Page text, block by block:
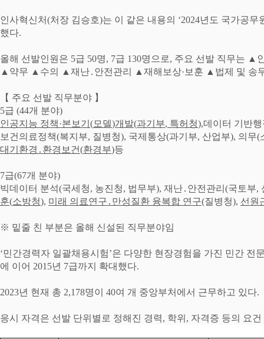
인사혁신처(처장 김승호)는 이 같은 내용의 ‘2024년도 국가공무
했다.
올해 선발인원은 5급 50명, 7급 130명으로, 주요 선발 직무는 ▲
▲ 약무 ▲ 수의 ▲ 재난․ 안전관리 ▲ 재해보상· 보훈 ▲ 법제 및 송
【 주요 선발 직무분야 】
5급 (44개 분야)
인공지능 정책 ·본보기 (모델)개발(과기부, 특허청),데이터 기반행
보건의료정책(복지부, 질병청), 국제통상(과기부, 산업부), 의무(
대기환경 ․ 환경보건(환경부)등
7급(67개 분야)
빅데이터 분석(국세청, 농진청, 법무부), 재난․ 안전관리 (국토부,
훈(소방청), 미래 의료연구 ․ 만성질환 융복합 연구(질병청), 선원
※ 밑줄 친 부분은 올해 신설된 직무분야임
‘민간경력자 일괄채용시험’은 다양한 현장경험을 가진 민간 전
에 이어 2015년 7급까지 확대했다.
2023년 현재 총 2,178명이 40여 개 중앙부처에서 근무하고 있다.
응시 자격은 선발 단위별로 정해진 경력, 학위 , 자격증 등의 요